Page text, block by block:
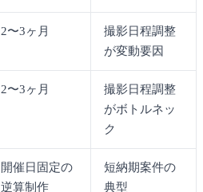
2〜3ヶ月
撮影日程調整
が変動要因
2〜3ヶ月
撮影日程調整
がボトルネッ
ク
開催日固定の
逆算制作
短納期案件の
典型